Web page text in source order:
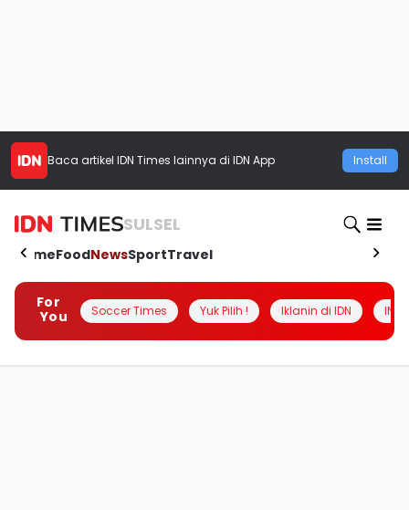
Baca artikel IDN Times lainnya di IDN App Install
SULSEL
HomeFoodNewsSportTravel
For
You
Soccer Times Yuk Pilih ! Iklanin di IDN